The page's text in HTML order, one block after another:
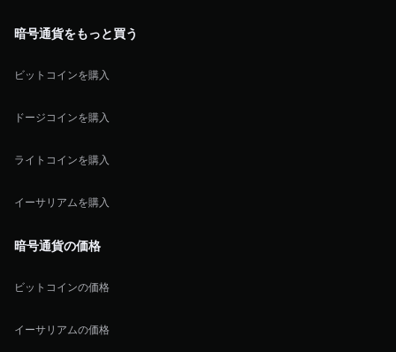
暗号通貨をもっと買う
ビットコインを購入
ドージコインを購入
ライトコインを購入
イーサリアムを購入
暗号通貨の価格
ビットコインの価格
イーサリアムの価格